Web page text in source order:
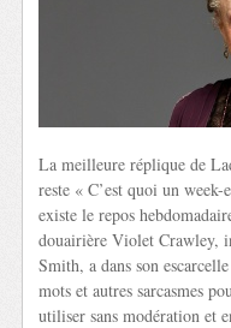
La meilleure réplique de
reste « C’est quoi un
existe le repos
douairière Violet Crawley,
Smith, a dans son
mots et autres sarcasmes
utiliser sans modération et